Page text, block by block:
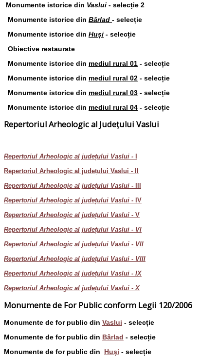
Monumente istorice din Vaslui - selecție 2
Monumente istorice din Bârlad - selecție
Monumente istorice din Huși - selecție
Obiective restaurate
Monumente istorice din mediul rural 01 - selecție
Monumente istorice din mediul rural 02 - selecție
Monumente istorice din mediul rural 03 - selecție
Monumente istorice din mediul rural 04 - selecție
Repertoriul Arheologic al Județului Vaslui
Repertoriul Arheologic al județului Vaslui -
Repertoriul Arheologic al județului Vaslui - II
Repertoriul Arheologic al județului Vaslui - III
Repertoriul Arheologic al județului Vaslui - IV
Repertoriul Arheologic al județului Vaslui - V
Repertoriul Arheologic al județului Vaslui - VI
Repertoriul Arheologic al județului Vaslui - VII
Repertoriul Arheologic al județului Vaslui - VIII
Repertoriul Arheologic al județului Vaslui - IX
Repertoriul Arheologic al județului Vaslui - X
Monumente de For Public conform Legii 120/2006
Monumente de for public din Vaslui - selecție
Monumente de for public din Bârlad - selecție
Monumente de for public din Huși - selecție